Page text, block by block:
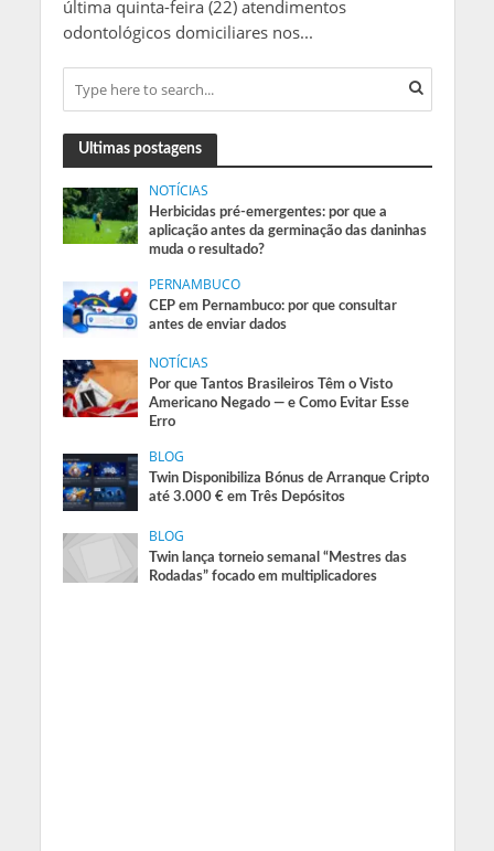
última quinta-feira (22) atendimentos
odontológicos domiciliares nos...
Ultimas postagens
NOTÍCIAS
Herbicidas pré-emergentes: por que a
aplicação antes da germinação das daninhas
muda o resultado?
PERNAMBUCO
CEP em Pernambuco: por que consultar
antes de enviar dados
NOTÍCIAS
Por que Tantos Brasileiros Têm o Visto
Americano Negado — e Como Evitar Esse
Erro
BLOG
Twin Disponibiliza Bónus de Arranque Cripto
até 3.000 € em Três Depósitos
BLOG
Twin lança torneio semanal “Mestres das
Rodadas” focado em multiplicadores